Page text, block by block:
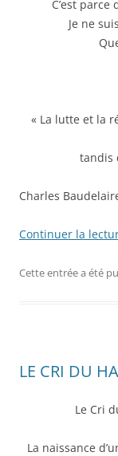
C’est
Je ne
« La lutte et la
tandis
Charles
Continuer la
Cette entrée a été
LE CRI DU
Le Cri
La naissance